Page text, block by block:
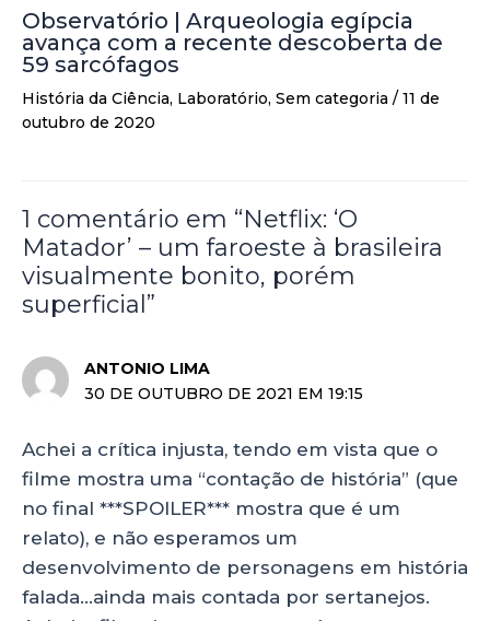
Observatório | Arqueologia egípcia
avança com a recente descoberta de
59 sarcófagos
História da Ciência, Laboratório, Sem categoria / 11 de
outubro de 2020
1 comentário em “Netflix: ‘O
Matador’ – um faroeste à brasileira
visualmente bonito, porém
superficial”
ANTONIO LIMA
30 DE OUTUBRO DE 2021 EM 19:15
Achei a crítica injusta, tendo em vista que o
filme mostra uma “contação de história” (que
no final ***SPOILER*** mostra que é um
relato), e não esperamos um
desenvolvimento de personagens em história
falada…ainda mais contada por sertanejos.